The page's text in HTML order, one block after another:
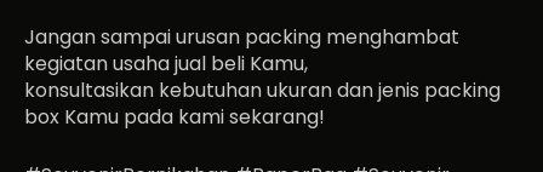
Jangan sampai urusan packing menghambat
kegiatan usaha jual beli Kamu,
konsultasikan kebutuhan ukuran dan jenis packing
box Kamu pada kami sekarang!